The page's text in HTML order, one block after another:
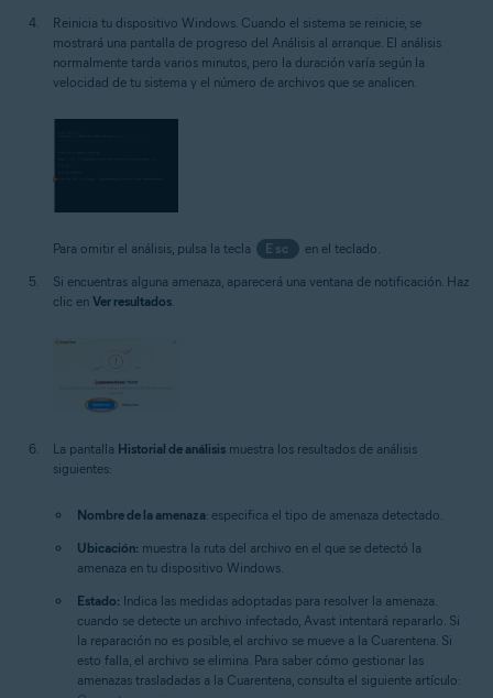
Reinicia tu dispositivo Windows. Cuando el sistema se reinicie, se
mostrará una pantalla de progreso del Análisis al arranque. El análisis
normalmente tarda varios minutos, pero la duración varía según la
velocidad de tu sistema y el número de archivos que se analicen.
Para omitir el análisis, pulsa la tecla Esc
en el teclado.
Si encuentras alguna amenaza, aparecerá una ventana de notificación. Haz
clic en Ver resultados
La pantalla Historial de análisis muestra los resultados de análisis
siguientes:
Nombre de la amenaza: especifica el tipo de amenaza detectado.
Ubicación: muestra la ruta del archivo en el que se detectó la
amenaza en tu dispositivo Windows.
Estado: Indica las medidas adoptadas para resolver la amenaza.
cuando se detecte un archivo infectado, Avast intentará repararlo. Si
la reparación no es posible, el archivo se mueve a la Cuarentena. Si
esto falla, el archivo se elimina. Para saber cómo gestionar las
amenazas trasladadas a la Cuarentena, consulta el siguiente artículo: